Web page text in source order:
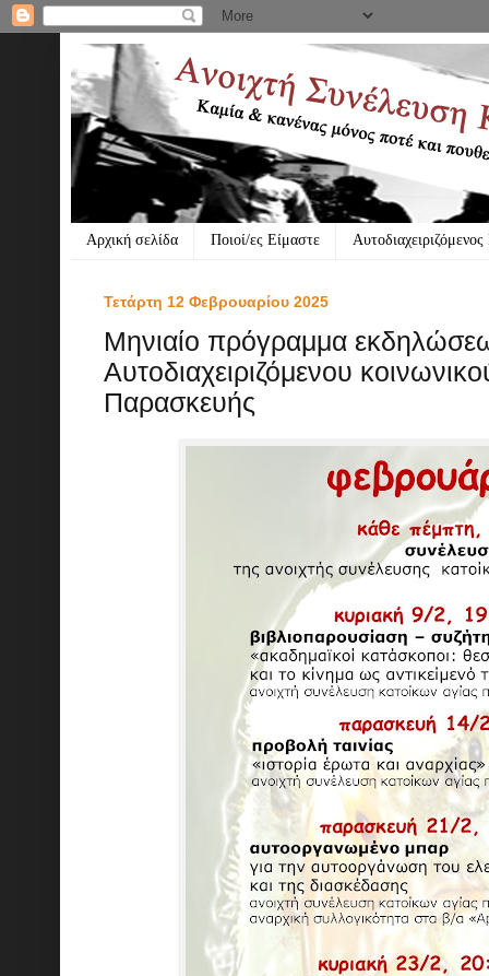
Αρχική σελίδα Ποιοί/ες Είμαστε
Τετάρτη 12 Φεβρουαρίου 2025
Μηνιαίο πρόγραμμα
Αυτοδιαχειριζόμενου
Παρασκευής